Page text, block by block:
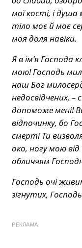
мої кості, і
тіло моє й моє
моя доля навіки.
Я в ім’я Господа
мою! Господь
наш Бог
недосвідчених,
допоможе мені!
відпочинку, бо
смерті Ти
око, ногу мою
обличчям
Господь очі
зігнутих,
РЕКЛАМА